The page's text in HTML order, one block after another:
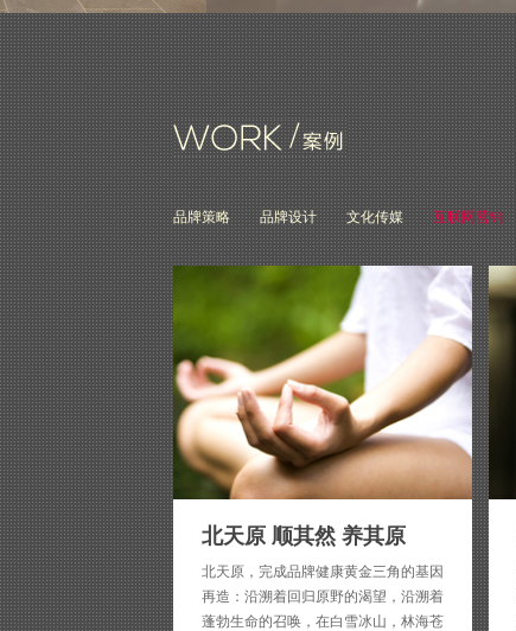
品牌策略 品牌设计 文化传媒 互联网营销
北天原 顺其然 养其原
北天原，完成品牌健康黄金三角的基因
再造：沿溯着回归原野的渴望，沿溯着
蓬勃生命的召唤，在白雪冰山，林海苍